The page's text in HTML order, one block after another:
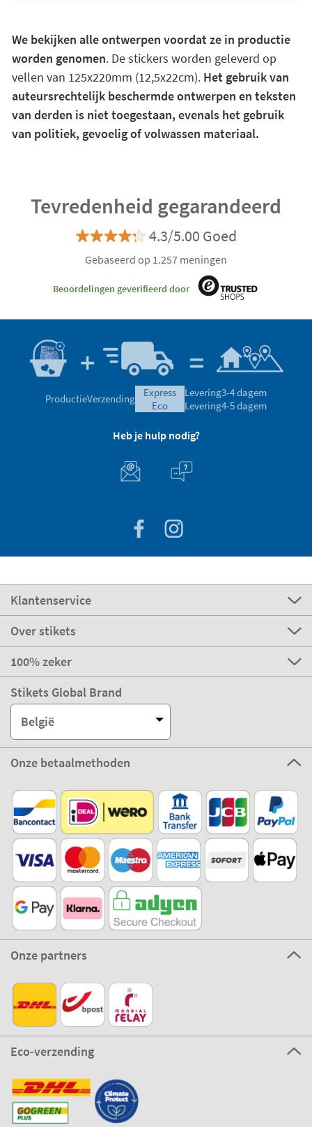
We bekijken alle ontwerpen voordat ze in productie
worden genomen. De stickers worden geleverd op
vellen van 125x220mm (12,5x22cm). Het gebruik van
auteursrechtelijk beschermde ontwerpen en teksten
van derden is niet toegestaan, evenals het gebruik
van politiek, gevoelig of volwassen materiaal.
Tevredenheid gegarandeerd
4.3/5.00 Goed
Gebaseerd op 1.257 meningen
Beoordelingen geverifieerd door
ProductieVerzending
express
eco
Levering3-4 dagem
Levering4-5 dagem
Heb je hulp nodig?
Klantenservice
Over stikets
100% zeker
Stikets Global Brand
België
Onze betaalmethoden
Onze partners
Eco-verzending